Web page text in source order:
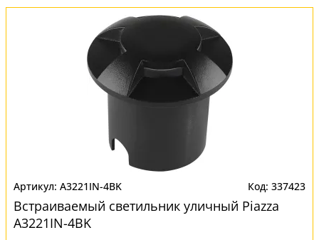
A3221IN-4BK 337423
Встраиваемый светильник уличный Piazza
A3221IN-4BK